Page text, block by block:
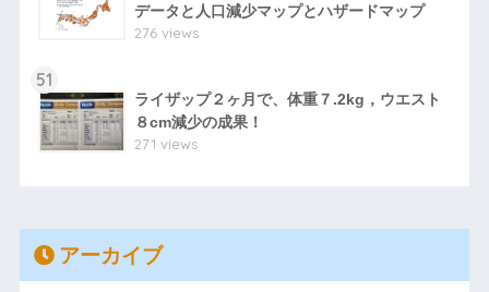
データと人口減少マップとハザードマップ
276 views
51
ライザップ２ヶ月で、体重７.2kg，ウエスト
８cm減少の成果！
271 views
アーカイブ